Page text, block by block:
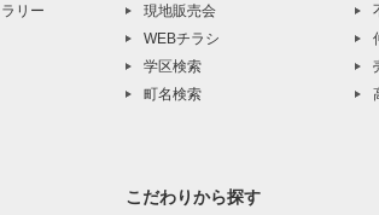
リー
現地販売会
WEBチラシ
学区検索
町名検索
こだわりから探す